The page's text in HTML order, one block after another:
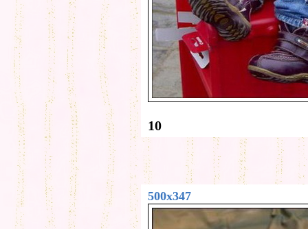
10
500x347